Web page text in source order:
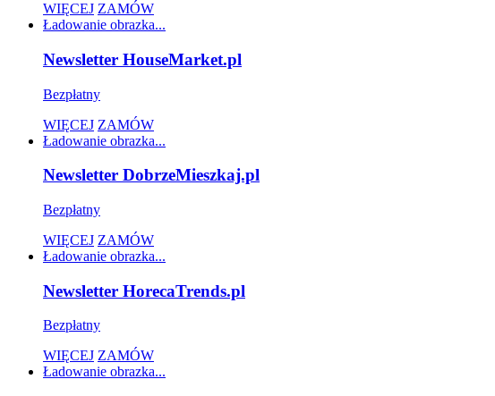
WIĘCEJ ZAMÓW
Ładowanie obrazka...
Newsletter HouseMarket.pl
Bezpłatny
WIĘCEJ ZAMÓW
Ładowanie obrazka...
Newsletter DobrzeMieszkaj.pl
Bezpłatny
WIĘCEJ ZAMÓW
Ładowanie obrazka...
Newsletter HorecaTrends.pl
Bezpłatny
WIĘCEJ ZAMÓW
Ładowanie obrazka...